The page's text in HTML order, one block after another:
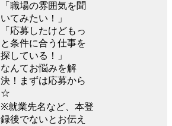
「職場の雰囲気を聞
いてみたい！」
「応募したけどもっ
と条件に合う仕事を
探している！」
なんてお悩みを解
決！まずは応募から
☆
※就業先名など、本登
録後でないとお伝え